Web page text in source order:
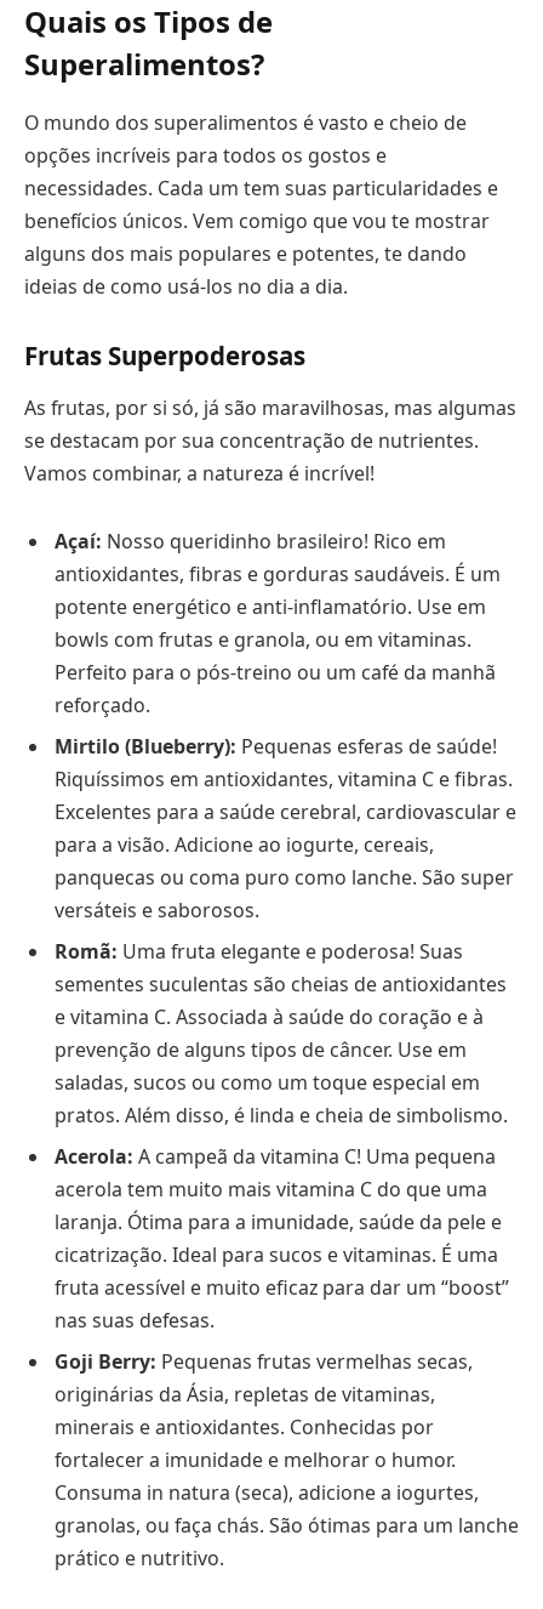
Quais os Tipos de
Superalimentos?
O mundo dos superalimentos é vasto e cheio de
opções incríveis para todos os gostos e
necessidades. Cada um tem suas particularidades e
benefícios únicos. Vem comigo que vou te mostrar
alguns dos mais populares e potentes, te dando
ideias de como usá-los no dia a dia.
Frutas Superpoderosas
As frutas, por si só, já são maravilhosas, mas algumas
se destacam por sua concentração de nutrientes.
Vamos combinar, a natureza é incrível!
Açaí: Nosso queridinho brasileiro! Rico em
antioxidantes, fibras e gorduras saudáveis. É um
potente energético e anti-inflamatório. Use em
bowls com frutas e granola, ou em vitaminas.
Perfeito para o pós-treino ou um café da manhã
reforçado.
Mirtilo (Blueberry): Pequenas esferas de saúde!
Riquíssimos em antioxidantes, vitamina C e fibras.
Excelentes para a saúde cerebral, cardiovascular e
para a visão. Adicione ao iogurte, cereais,
panquecas ou coma puro como lanche. São super
versáteis e saborosos.
Romã: Uma fruta elegante e poderosa! Suas
sementes suculentas são cheias de antioxidantes
e vitamina C. Associada à saúde do coração e à
prevenção de alguns tipos de câncer. Use em
saladas, sucos ou como um toque especial em
pratos. Além disso, é linda e cheia de simbolismo.
Acerola: A campeã da vitamina C! Uma pequena
acerola tem muito mais vitamina C do que uma
laranja. Ótima para a imunidade, saúde da pele e
cicatrização. Ideal para sucos e vitaminas. É uma
fruta acessível e muito eficaz para dar um “boost”
nas suas defesas.
Goji Berry: Pequenas frutas vermelhas secas,
originárias da Ásia, repletas de vitaminas,
minerais e antioxidantes. Conhecidas por
fortalecer a imunidade e melhorar o humor.
Consuma in natura (seca), adicione a iogurtes,
granolas, ou faça chás. São ótimas para um lanche
prático e nutritivo.